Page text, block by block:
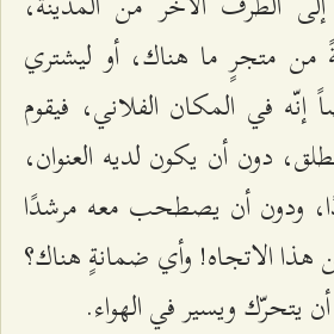
من متجرٍ ما هناك، أو ليشتري
إنّه في المكان الفلاني، فيقوم
دون أن يكون لديه العنوان،
ودون أن يصطحب معه مرشدًا
الاتجاه! وأي ضمانةٍ هناك؟
يتحرّك ويسير في الهواء.